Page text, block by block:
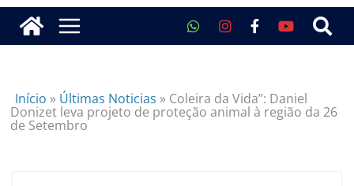
Início » Últimas Noticias » Coleira da Vida”: Daniel
Donizet leva projeto de proteção animal à região da 26
de Setembro